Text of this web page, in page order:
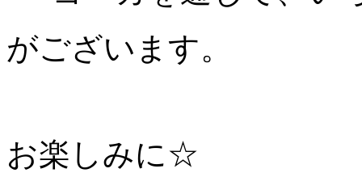
がございます。
お楽しみに☆